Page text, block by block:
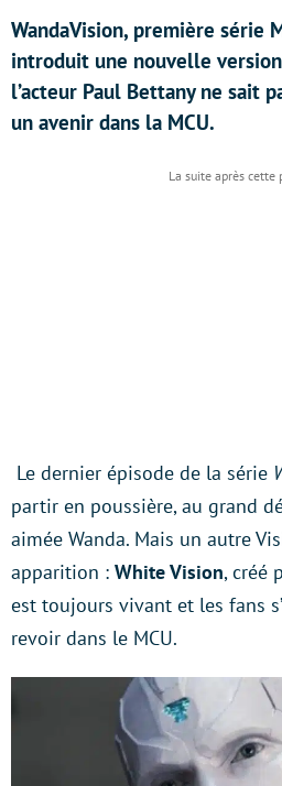
WandaVision, première série
introduit une nouvelle
l’acteur Paul Bettany ne sait
un avenir dans la MCU.
Le dernier épisode de la série
partir en poussière, au grand
aimée Wanda. Mais un autre
apparition : White Vision, créé
est toujours vivant et les fans
revoir dans le MCU.